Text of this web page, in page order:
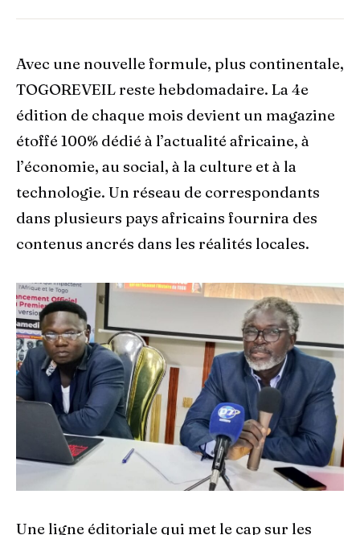
Avec une nouvelle formule, plus continentale,
TOGOREVEIL reste hebdomadaire. La 4e
édition de chaque mois devient un magazine
étoffé 100% dédié à l’actualité africaine, à
l’économie, au social, à la culture et à la
technologie. Un réseau de correspondants
dans plusieurs pays africains fournira des
contenus ancrés dans les réalités locales.
Une ligne éditoriale qui met le cap sur les